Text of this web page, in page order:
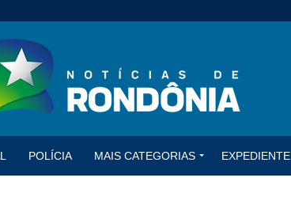
POLÍCIA MAIS CATEGORIAS EXPEDIENTE